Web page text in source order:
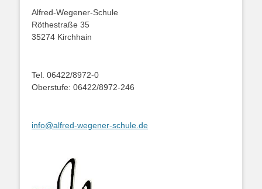
Alfred-Wegener-Schule
Röthestraße 35
35274 Kirchhain
Tel. 06422/8972-0
Oberstufe: 06422/8972-246
info@alfred-wegener-schule.de